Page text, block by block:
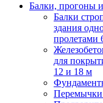
Балки, прогоны
Балки
здания
для
12 и 18 м
Перемычки